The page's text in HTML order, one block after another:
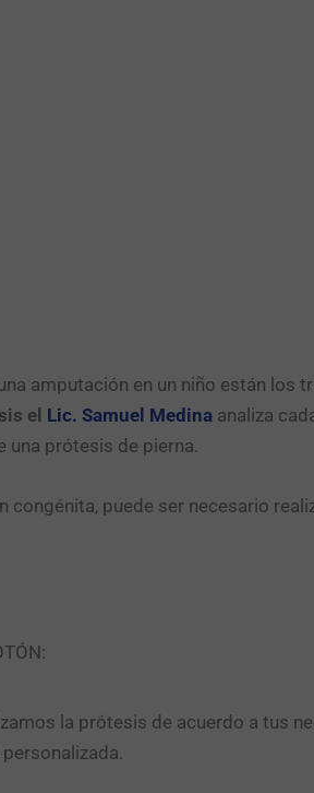
amputación en un niño están
el Lic. Samuel Medina analiza
una prótesis de pierna.
congénita, puede ser necesario
la prótesis de acuerdo a tus